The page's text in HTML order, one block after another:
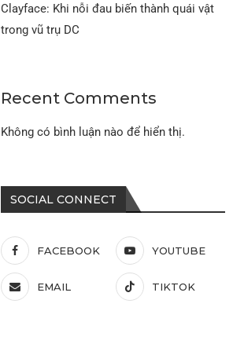
Clayface: Khi nỗi đau biến thành quái vật
trong vũ trụ DC
Recent Comments
Không có bình luận nào để hiển thị.
SOCIAL CONNECT
FACEBOOK YOUTUBE
EMAIL TIKTOK